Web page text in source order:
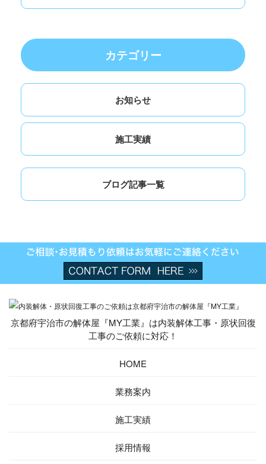
カテゴリー
お知らせ
施工実績
ブログ記事一覧
京都府宇治市の解体屋『MY工業』は内装解体工事・原状回復
工事のご依頼に対応！
HOME
業務案内
施工実績
採用情報